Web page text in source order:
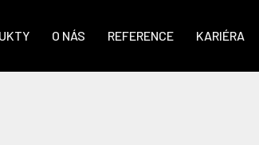
O NÁS REFERENCE KARIÉRA